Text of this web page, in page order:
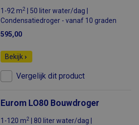
1-92 m2
| 50 liter water/dag |
Condensatiedroger - vanaf 10 graden
595,00
Bekijk
Vergelijk dit product
Eurom LO80 Bouwdroger
1-120 m2
| 80 liter water/dag |